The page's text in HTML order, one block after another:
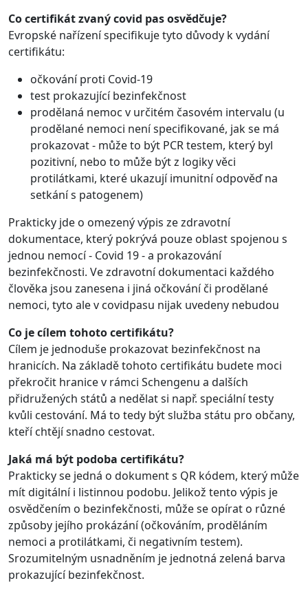
Co certifikát zvaný covid pas osvědčuje?
Evropské nařízení specifikuje tyto důvody k vydání
certifikátu:
očkování proti Covid-19
test prokazující bezinfekčnost
prodělaná nemoc v určitém časovém intervalu (u
prodělané nemoci není specifikované, jak se má
prokazovat - může to být PCR testem, který byl
pozitivní, nebo to může být z logiky věci
protilátkami, které ukazují imunitní odpověď na
setkání s patogenem)
Prakticky jde o omezený výpis ze zdravotní
dokumentace, který pokrývá pouze oblast spojenou s
jednou nemocí - Covid 19 - a prokazování
bezinfekčnosti. Ve zdravotní dokumentaci každého
člověka jsou zanesena i jiná očkování či prodělané
nemoci, tyto ale v covidpasu nijak uvedeny nebudou
Co je cílem tohoto certifikátu?
Cílem je jednoduše prokazovat bezinfekčnost na
hranicích. Na základě tohoto certifikátu budete moci
překročit hranice v rámci Schengenu a dalších
přidružených států a nedělat si např. speciální testy
kvůli cestování. Má to tedy být služba státu pro občany,
kteří chtějí snadno cestovat.
Jaká má být podoba certifikátu?
Prakticky se jedná o dokument s QR kódem, který může
mít digitální i listinnou podobu. Jelikož tento výpis je
osvědčením o bezinfekčnosti, může se opírat o různé
způsoby jejího prokázání (očkováním, proděláním
nemoci a protilátkami, či negativním testem).
Srozumitelným usnadněním je jednotná zelená barva
prokazující bezinfekčnost.